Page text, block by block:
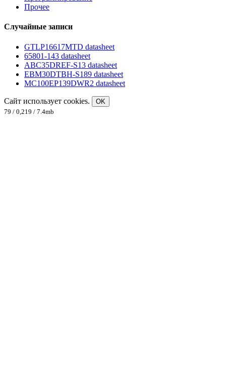
Прочее
Случайные записи
GTLP16617MTD datasheet
65801-143 datasheet
ABC35DREF-S13 datasheet
EBM30DTBH-S189 datasheet
MC100EP139DWR2 datasheet
Сайт использует cookies.
OK
79 / 0,219 / 7.4mb